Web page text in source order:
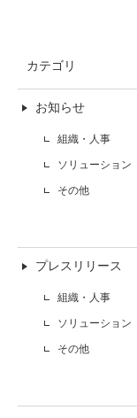
カテゴリ
お知らせ
組織・人事
ソリューション
その他
プレスリリース
組織・人事
ソリューション
その他